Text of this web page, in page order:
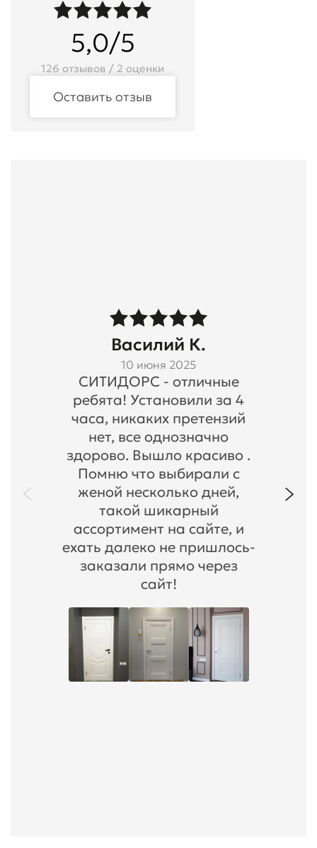
5,0/5
126 отзывов / 2 оценки
Оставить отзыв
Василий К.
10 июня 2025
СИТИДОРС - отличные
ребята! Установили за 4
часа, никаких претензий
нет, все однозначно
здорово. Вышло красиво .
Помню что выбирали с
женой несколько дней,
такой шикарный
ассортимент на сайте, и
ехать далеко не пришлось-
заказали прямо через
сайт!